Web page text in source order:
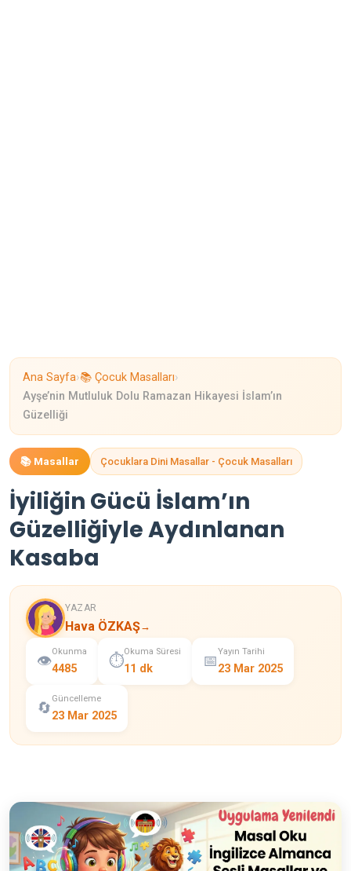
Ana Sayfa›📚 Çocuk Masalları›
Ayşe’nin Mutluluk Dolu Ramazan Hikayesi İslam’ın
Güzelliği
📚 Masallar Çocuklara Dini Masallar - Çocuk Masalları
İyiliğin Gücü İslam’ın
Güzelliğiyle Aydınlanan
Kasaba
YAZAR
Hava ÖZKAŞ→
👁️
Okunma
4485 ⏱️
Okuma Süresi
11 dk 📅
Yayın Tarihi
23 Mar 2025
🔄
Güncelleme
23 Mar 2025